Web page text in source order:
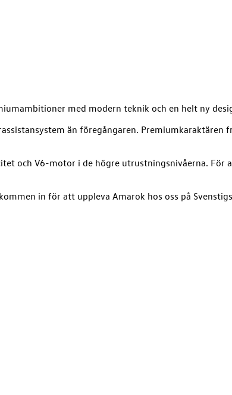
med modern teknik och en helt ny
än föregångaren.
och V6-motor i de högre utrustningsnivåerna.
in för att uppleva Amarok hos oss på